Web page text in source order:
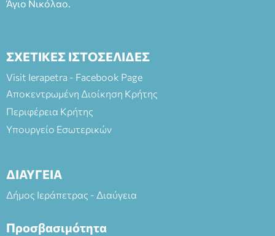
Άγιο Νικόλαο.
ΣΧΕΤΙΚΕΣ ΙΣΤΟΣΕΛΙΔΕΣ
Visit Ierapetra - Facebook Page
Αποκεντρωμένη Διοίκηση Κρήτης
Περιφέρεια Κρήτης
Υπουργείο Εσωτερικών
ΔΙΑΥΓΕΙΑ
Δήμος Ιεράπετρας - Διαύγεια
Προσβασιμότητα